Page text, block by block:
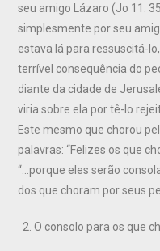
seu amigo Lázaro (Jo 11.
simplesmente por seu
estava lá para ressuscitá-
terrível consequência do
diante da cidade de
viria sobre ela por tê-lo
Este mesmo que chorou
palavras: “Felizes os que
“…porque eles serão
dos que choram por seus
O consolo para os que